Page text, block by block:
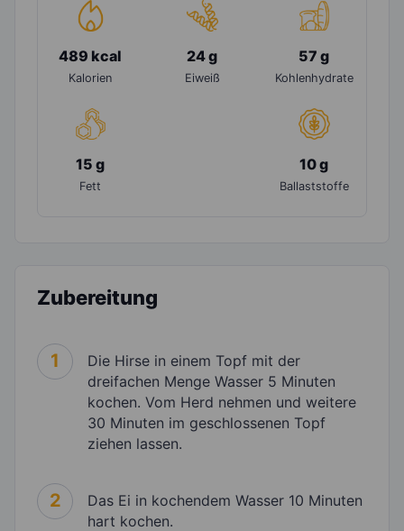
489 kcal
Kalorien
24 g
Eiweiß
57 g
Kohlenhydrate
15 g
Fett
10 g
Ballaststoffe
Zubereitung
1
Die Hirse in einem Topf mit der
dreifachen Menge Wasser 5 Minuten
kochen. Vom Herd nehmen und weitere
30 Minuten im geschlossenen Topf
ziehen lassen.
2
Das Ei in kochendem Wasser 10 Minuten
hart kochen.